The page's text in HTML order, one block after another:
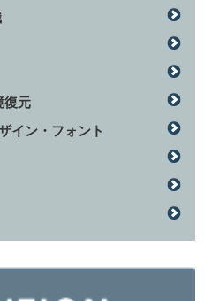
復元
イン・フォント